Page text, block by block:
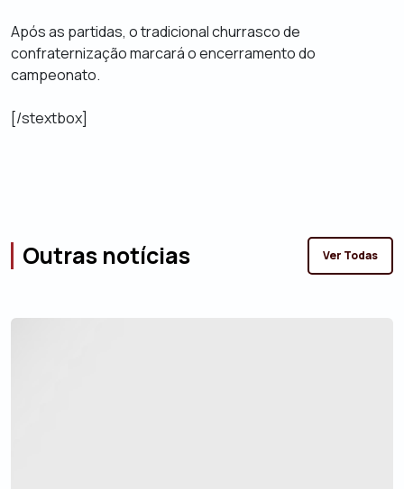
Após as partidas, o tradicional churrasco de
confraternização marcará o encerramento do
campeonato.
[/stextbox]
Outras notícias Ver Todas